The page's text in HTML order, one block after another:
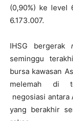
(0,90%) ke level
6.173.007.
IHSG bergerak
seminggu
bursa kawasan
melemah di
negosiasi antara
yang berakhir